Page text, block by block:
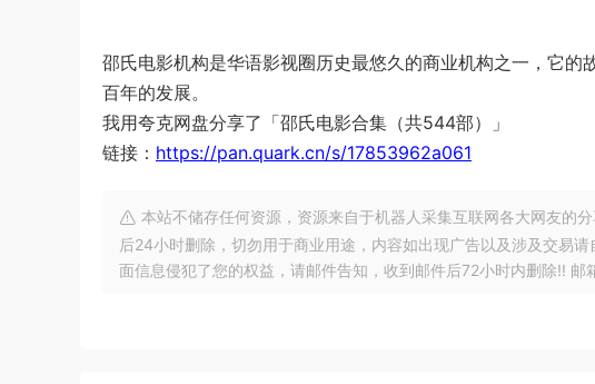
邵氏电影机构是华语影视圈历史最悠久的商业机构之一，它
百年的发展。
我用夸克网盘分享了「邵氏电影合集（共544部）」
链接： https://pan.quark.cn/s/17853962a061
本站不储存任何资源，资源来自于机器人采集互联网各大网友的
后24小时删除，切勿用于商业用途，内容如出现广告以及涉及交易
面信息侵犯了您的权益，请邮件告知，收到邮件后72小时内删除!!